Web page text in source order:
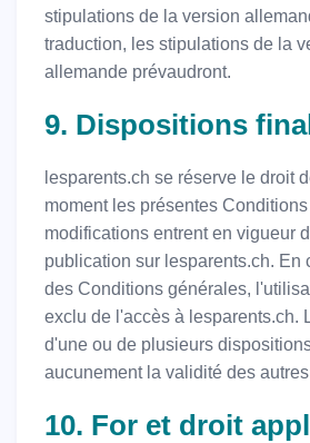
stipulations de la version
traduction, les stipulations de la
allemande prévaudront.
9. Dispositions
lesparents.ch se réserve le droit
moment les présentes
modifications entrent en vigueur
publication sur lesparents.ch. En
des Conditions générales,
exclu de l'accès à lesparents.ch.
d'une ou de plusieurs
aucunement la validité des
10. For et droit